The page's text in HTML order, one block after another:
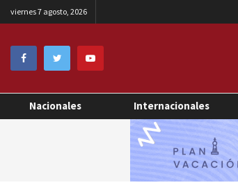
viernes 7 agosto, 2026
Nacionales Internacionales